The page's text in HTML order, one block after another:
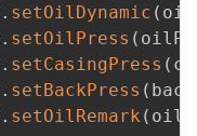
. setOilDynamic (
. setOilPress (
. setCasingPress (
. setBackPress (
. setOilRemark (